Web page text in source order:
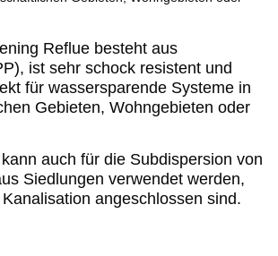
Reflue besteht aus
ist sehr schock resistent und
für wassersparende Systeme in
Gebieten, Wohngebieten oder
auch für die Subdispersion von
Siedlungen verwendet werden,
angeschlossen sind.